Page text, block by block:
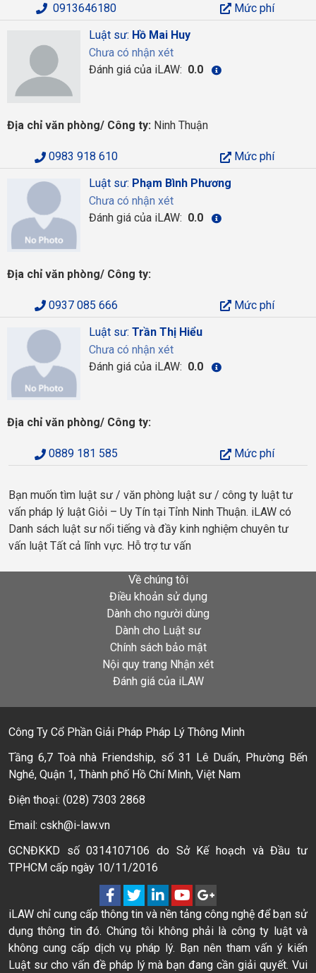
0913646180
Mức phí
Luật sư: Hồ Mai Huy
Chưa có nhận xét
Đánh giá của iLAW: 0.0
Địa chỉ văn phòng/ Công ty: Ninh Thuận
0983 918 610
Mức phí
Luật sư: Phạm Bình Phương
Chưa có nhận xét
Đánh giá của iLAW: 0.0
Địa chỉ văn phòng/ Công ty:
0937 085 666
Mức phí
Luật sư: Trần Thị Hiểu
Chưa có nhận xét
Đánh giá của iLAW: 0.0
Địa chỉ văn phòng/ Công ty:
0889 181 585 Mức phí
Bạn muốn tìm luật sư / văn phòng luật sư / công ty luật tư
vấn pháp lý luật Giỏi – Uy Tín tại Tỉnh Ninh Thuận. iLAW có
Danh sách luật sư nổi tiếng và đầy kinh nghiệm chuyên tư
vấn luật Tất cả lĩnh vực. Hỗ trợ tư vấn
Về chúng tôi
Điều khoản sử dụng
Dành cho người dùng
Dành cho Luật sư
Chính sách bảo mật
Nội quy trang Nhận xét
Đánh giá của iLAW
Công Ty Cổ Phần Giải Pháp Pháp Lý Thông Minh
Tầng 6,7 Toà nhà Friendship, số 31 Lê Duẩn, Phường Bến
Nghé, Quận 1, Thành phố Hồ Chí Minh, Việt Nam
Điện thoại: (028) 7303 2868
Email: cskh@i-law.vn
GCNĐKKD số 0314107106 do Sở Kế hoạch và Đầu tư
TPHCM cấp ngày 10/11/2016
iLAW chỉ cung cấp thông tin và nền tảng công nghệ để bạn sử
dụng thông tin đó. Chúng tôi không phải là công ty luật và
không cung cấp dịch vụ pháp lý. Bạn nên tham vấn ý kiến
Luật sư cho vấn đề pháp lý mà bạn đang cần giải quyết. Vui